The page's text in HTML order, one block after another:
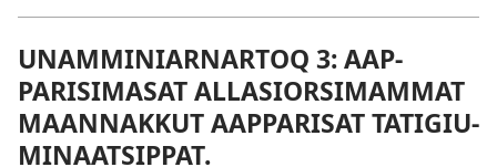
UNAM­MINIAR­NAR­TOQ 3: AAP­
PARISIMASAT AL­LASIORSIMAM­MAT
MAAN­NAK­KUT AAP­PARISAT TATIGIU­
MINAATSIP­PAT.